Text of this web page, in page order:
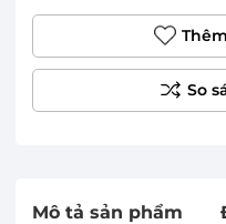
Mô tả sản phẩm